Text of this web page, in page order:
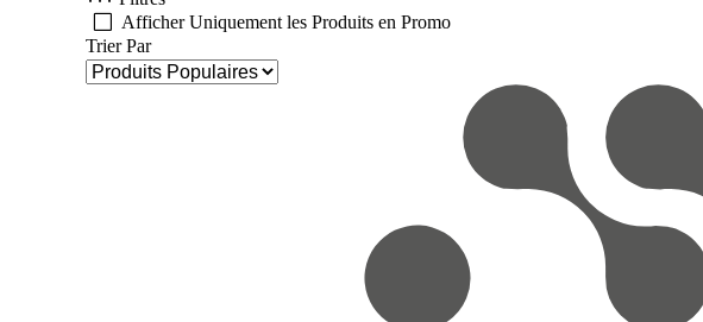
Afficher Uniquement les Produits en Promo
Trier Par